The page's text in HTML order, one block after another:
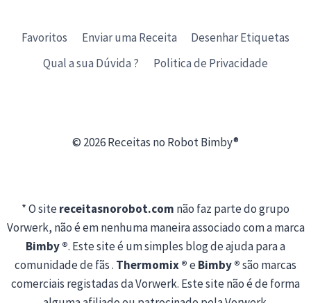
Favoritos Enviar uma Receita
Desenhar Etiquetas
Qual a sua Dúvida ?
Politica de Privacidade
© 2026 Receitas no Robot Bimby®
* O sitereceitasnorobot.com não faz parte do grupo
Vorwerk, não é em nenhuma maneira associado com a marca
Bimby ®. Este site é um simples blog de ajuda para a
comunidade de fãs . Thermomix ®eBimby ®são marcas
comerciais registadas da Vorwerk. Este site não é de forma